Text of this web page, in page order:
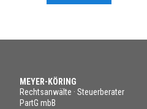
MEYER-KÖRING
Rechtsanwälte · Steuerberater
PartG mbB